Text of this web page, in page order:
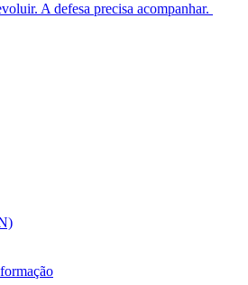
A defesa precisa acompanhar.